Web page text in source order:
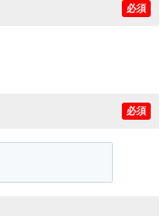
必須
必須